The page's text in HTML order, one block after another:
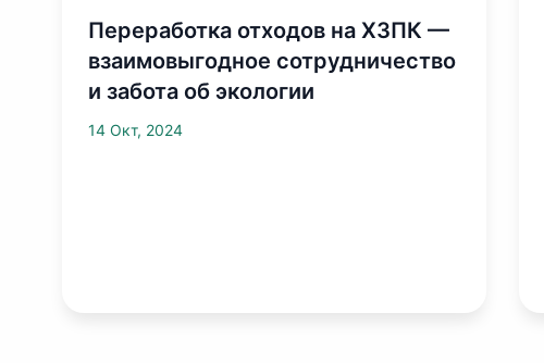
Переработка отходов на ХЗПК —
взаимовыгодное сотрудничество
и забота об экологии
14 Окт, 2024